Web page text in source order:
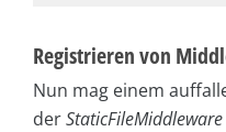
Registrieren von
Nun mag einem
derStaticFileMiddleware